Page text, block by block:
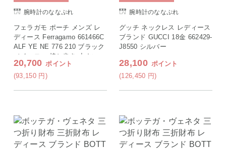
腕時計のななぷれ
フェラガモ ポーチ メンズ レ
ディース Ferragamo 661466C
ALF YE NE 776 210 ブラック
／イエロー 持ち歩き 小さい
小物入れ ブランド 高級 おし
ゃれ プレゼント 男性 実用的
20,700 ポイント
(93,150 円 )
腕時計のななぷれ
グッチ ネックレス レディース
ブランド GUCCI 18金 662429-
J8550 シルバー
28,100 ポイント
(126,450 円)